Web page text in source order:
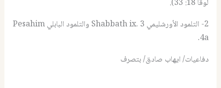
لوقا 18: 33).
2- التلمود الأورشليمي Shabbath ix. 3 والتلمود البابلي Pesahim
4a.
دفاعيات/ ايهاب صادق/ بتصرف